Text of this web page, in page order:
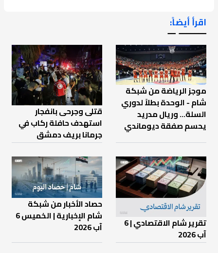
اقرأ أيضاً:
ـــــــ ــ
موجز الرياضة من شبكة
شام - الوحدة بطلاً لدوري
السلة... وريال مدريد
يحسم صفقة ديوماندي
قتلى وجرحى بانفجار
استهدف حافلة ركاب في
جرمانا بريف دمشق
تقرير شام الاقتصادي | 6
آب 2026
حصاد الأخبار من شبكة
شام الإخبارية | الخميس 6
آب 2026